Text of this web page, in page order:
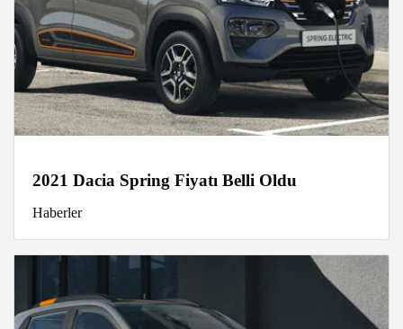
2021 Dacia Spring Fiyatı Belli Oldu
Haberler